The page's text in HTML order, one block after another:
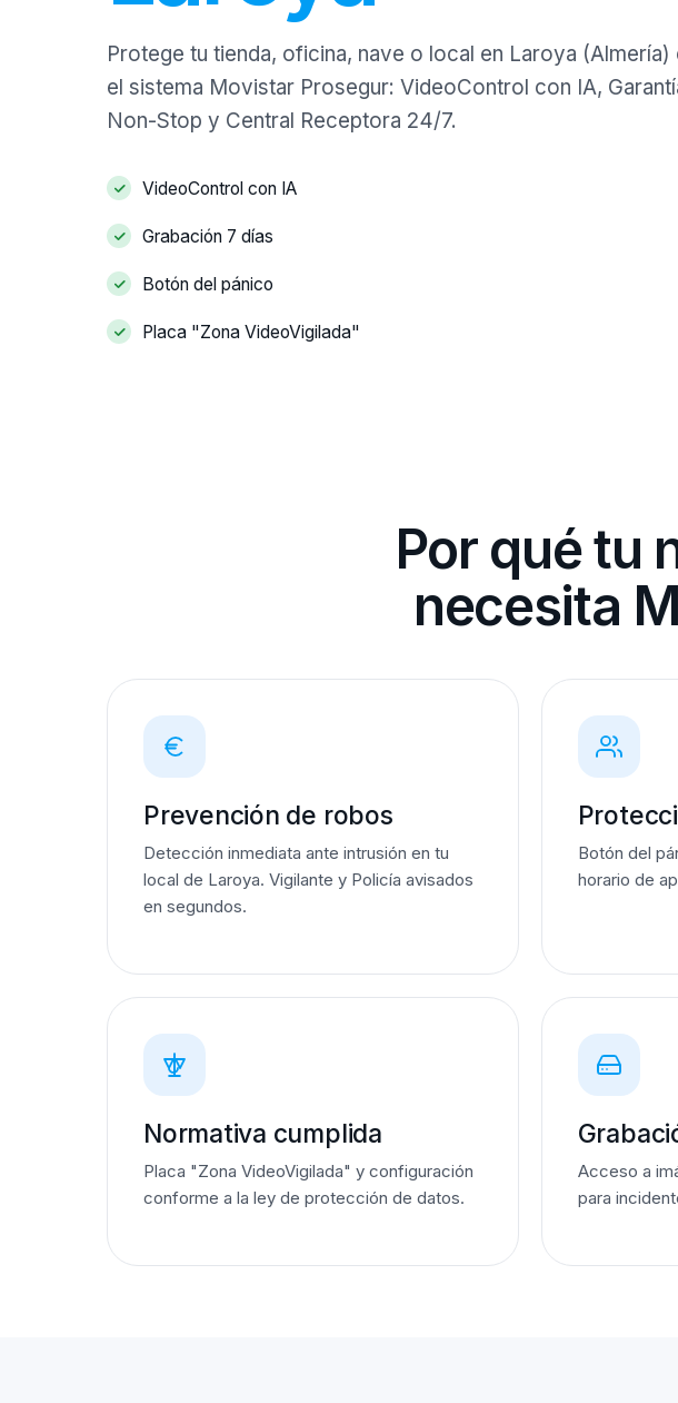
Protege tu tienda, oficina, nave o local en Laroya (Almería)
el sistema Movistar Prosegur: VideoControl con IA,
Non-Stop y Central Receptora 24/7.
VideoControl con IA
Grabación 7 días
Botón del pánico
Placa "Zona VideoVigilada"
Por qué tu
necesita
Prevención de robos
Detección inmediata ante intrusión en tu
local de Laroya. Vigilante y Policía avisados
en segundos.
Botón del
horario de
Normativa cumplida
Placa "Zona VideoVigilada" y configuración
conforme a la ley de protección de datos.
Acceso a
para